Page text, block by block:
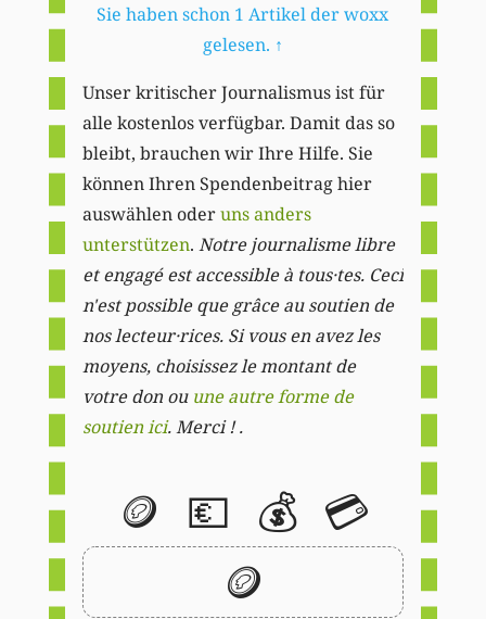
Sie haben schon 1 Artikel der woxx
gelesen. ↑
Unser kritischer Journalismus ist für
alle kostenlos verfügbar. Damit das so
bleibt, brauchen wir Ihre Hilfe. Sie
können Ihren Spendenbeitrag hier
auswählen oderuns anders
unterstützen. Notre journalisme libre
et engagé est accessible à tous·tes. Ceci
n'est possible que grâce au soutien de
nos lecteur·rices. Si vous en avez les
moyens, choisissez le montant de
votre don ou une autre forme de
soutien ici. Merci ! .
🪙 💶 💰 💳
🪙